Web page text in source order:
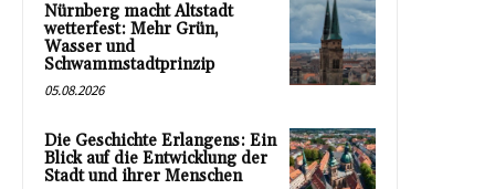
Nürnberg macht Altstadt
wetterfest: Mehr Grün,
Wasser und
Schwammstadtprinzip
05.08.2026
Die Geschichte Erlangens: Ein
Blick auf die Entwicklung der
Stadt und ihrer Menschen